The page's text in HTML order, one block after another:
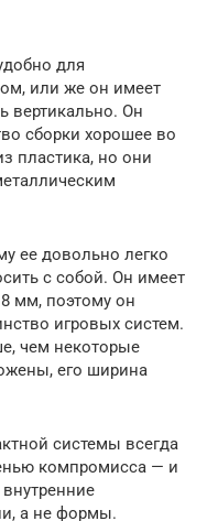
для
или же он имеет
вертикально. Он
сборки хорошее во
пластика, но они
ее довольно легко
с собой. Он имеет
мм, поэтому он
игровых систем.
чем некоторые
его ширина
системы всегда
компромисса — и
а не формы.